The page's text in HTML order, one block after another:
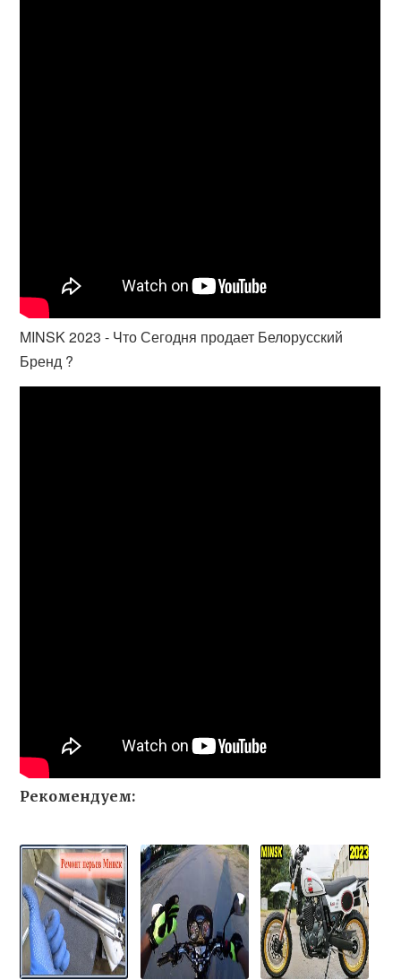
MINSK 2023 - Что Сегодня продает Белорусский
Бренд ?
Рекомендуем: